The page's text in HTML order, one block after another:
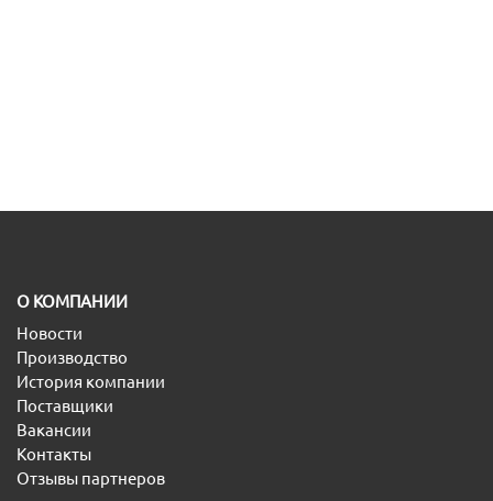
O КОМПАНИИ
Новости
Производство
История компании
Поставщики
Вакансии
Контакты
Отзывы партнеров